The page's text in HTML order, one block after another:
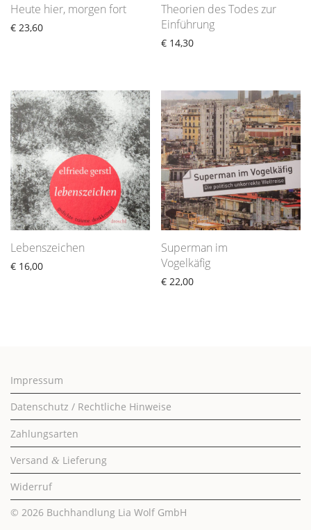
Heute hier, morgen fort
€ 23,60
Theorien des Todes zur
Einführung
€ 14,30
Lebenszeichen
€ 16,00
Superman im
Vogelkäfig
€ 22,00
Impressum
Datenschutz / Rechtliche Hinweise
Zahlungsarten
Versand & Lieferung
Widerruf
© 2026 Buchhandlung Lia Wolf GmbH